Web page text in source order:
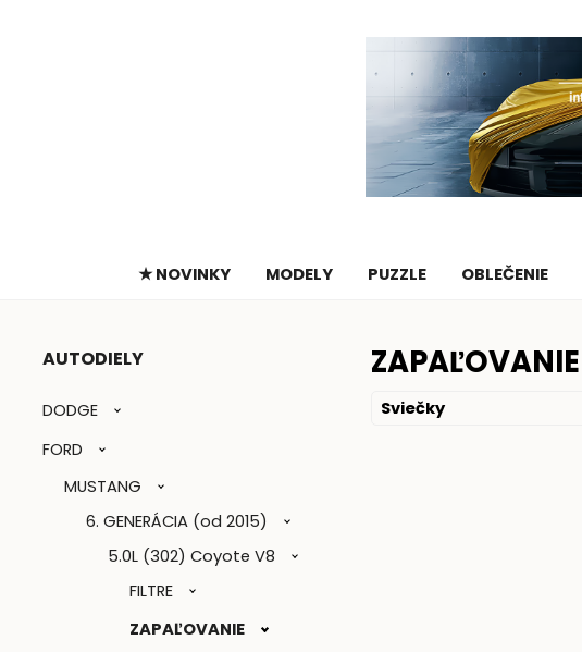
★ NOVINKY MODELY PUZZLE OBLEČENIE
AUTODIELY
DODGE
FORD
MUSTANG
6. GENERÁCIA (od 2015)
5.0L (302) Coyote V8
FILTRE
ZAPAĽOVANIE
ZAPAĽOVANIE
Sviečky